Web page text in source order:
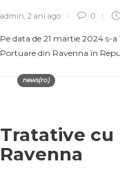
admin, 2 ani ago 0
Pe data de 21 martie 2024 s-
Portuare din Ravenna în
news(ro)
Tratative
Ravenna